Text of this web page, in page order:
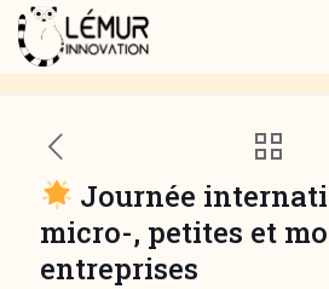
Journée
micro-, petites et
entreprises